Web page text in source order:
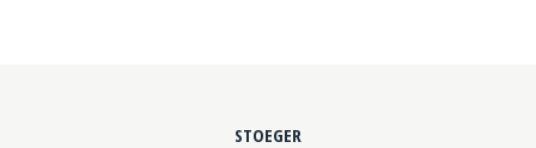
STOEGER